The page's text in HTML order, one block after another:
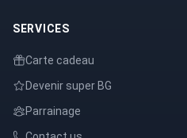
SERVICES
Carte cadeau
Devenir super BG
Parrainage